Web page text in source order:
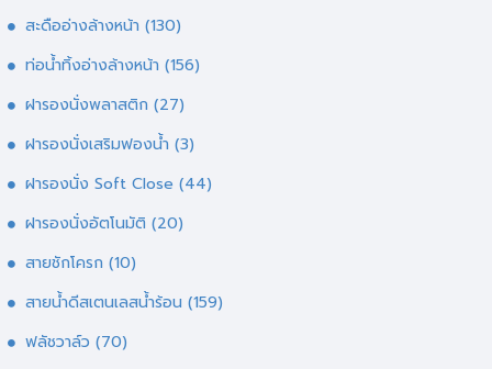
สะดืออ่างล้างหน้า (130)
ท่อน้ำทิ้งอ่างล้างหน้า (156)
ฝารองนั่งพลาสติก (27)
ฝารองนั่งเสริมฟองน้ำ (3)
ฝารองนั่ง Soft Close (44)
ฝารองนั่งอัตโนมัติ (20)
สายชักโครก (10)
สายน้ำดีสเตนเลสน้ำร้อน (159)
ฟลัชวาล์ว (70)